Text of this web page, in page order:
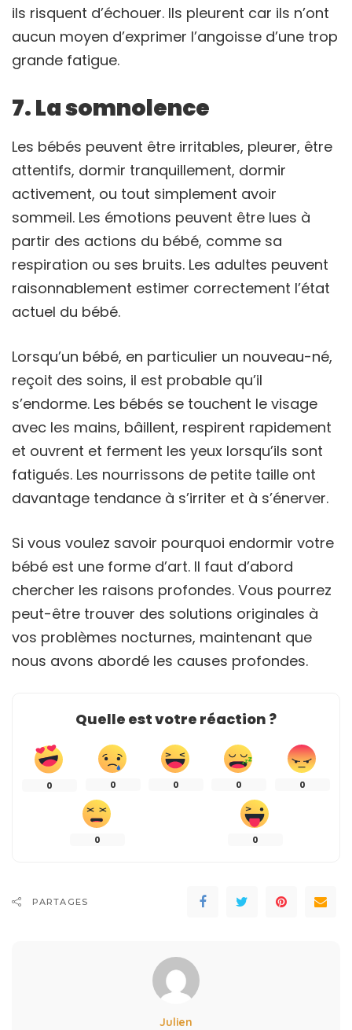
ils risquent d’échouer. Ils pleurent car ils n’ont
aucun moyen d’exprimer l’angoisse d’une trop
grande fatigue.
7. La somnolence
Les bébés peuvent être irritables, pleurer, être
attentifs, dormir tranquillement, dormir
activement, ou tout simplement avoir
sommeil. Les émotions peuvent être lues à
partir des actions du bébé, comme sa
respiration ou ses bruits. Les adultes peuvent
raisonnablement estimer correctement l’état
actuel du bébé.
Lorsqu’un bébé, en particulier un nouveau-né,
reçoit des soins, il est probable qu’il
s’endorme. Les bébés se touchent le visage
avec les mains, bâillent, respirent rapidement
et ouvrent et ferment les yeux lorsqu’ils sont
fatigués. Les nourrissons de petite taille ont
davantage tendance à s’irriter et à s’énerver.
Si vous voulez savoir pourquoi endormir votre
bébé est une forme d’art. Il faut d’abord
chercher les raisons profondes. Vous pourrez
peut-être trouver des solutions originales à
vos problèmes nocturnes, maintenant que
nous avons abordé les causes profondes.
Quelle est votre réaction ?
0 0 0 0 0
0 0
PARTAGES
Julien